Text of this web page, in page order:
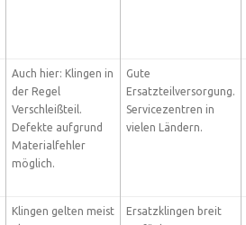
Auch hier: Klingen in
der Regel
Verschleißteil.
Defekte aufgrund
Materialfehler
möglich.
Gute
Ersatzteilversorgung.
Servicezentren in
vielen Ländern.
Klingen gelten meist
Ersatzklingen breit